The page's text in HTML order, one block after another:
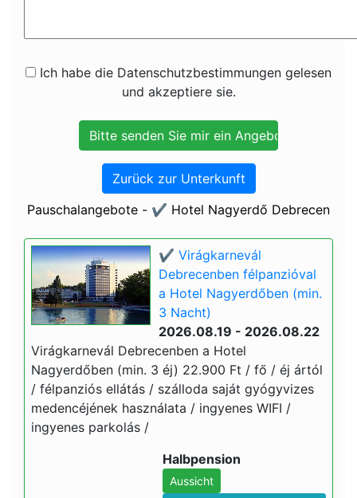
Ich habe die Datenschutzbestimmungen gelesen
und akzeptiere sie.
Zurück zur Unterkunft
Pauschalangebote - ✔️ Hotel Nagyerdő Debrecen
✔️ Virágkarnevál
Debrecenben félpanzióval
a Hotel Nagyerdőben (min.
3 Nacht)
2026.08.19 - 2026.08.22
Virágkarnevál Debrecenben a Hotel
Nagyerdőben (min. 3 éj) 22.900 Ft / fő / éj ártól
/ félpanziós ellátás / szálloda saját gyógyvizes
medencéjének használata / ingyenes WIFI /
ingyenes parkolás /
Halbpension
Aussicht